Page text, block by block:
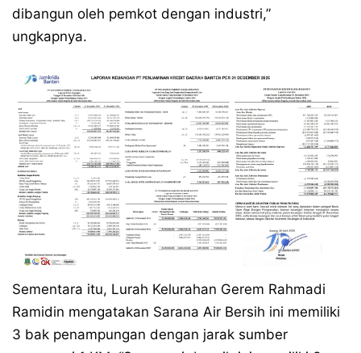
dibangun oleh pemkot dengan industri,”
ungkapnya.
Sementara itu, Lurah Kelurahan Gerem Rahmadi
Ramidin mengatakan Sarana Air Bersih ini memiliki
3 bak penampungan dengan jarak sumber